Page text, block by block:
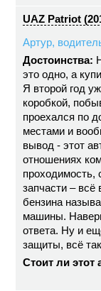
UAZ Patriot
Артур,
Достоинства:
это одно, а
Я второй год
коробкой,
проехался по
местами и
вывод - этот
отношениях
проходимость,
запчасти – всё
бензина
машины.
ответа. Ну и
защиты, всё
Стоит ли этот